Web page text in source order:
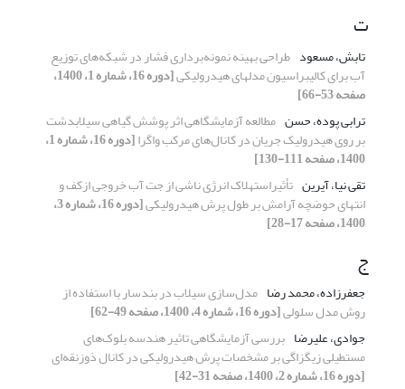
ت
تابش، مسعود طراحی بهینه نمونه‌برداری فشار در شبکه‌های توزیع
آب برای کالیبراسیون مدل‎های هیدرولیکی [دوره 16، شماره 1، 1400،
صفحه 53-66]
ترابی پوده، حسن مطالعه آزمایشگاهی اثر پوشش گیاهی سیلابدشت
بر روی هیدرولیک جریان در کانال‌های مرکب واگرا [دوره 16، شماره 1،
1400، صفحه 111-130]
تقی نیا، آیرین تأثیراستهلاک انرژی ناشی از جت آب خروجی ازکف و
انتهای حوضچه آرامش بر طول پرش هیدرولیکی [دوره 16، شماره 3،
1400، صفحه 17-28]
ج
جعفرزاده، محمد رضا مدل‌سازی سیلاب در بندسار با استفاده از
روش مدل سلولی[دوره 16، شماره 4، 1400، صفحه 49-62]
جوادی، علیرضا بررسی آزمایشگاهی تاثیر هندسه بلوک‌های
مستطیلی زیگزاگی بر مشخصات پرش هیدرولیکی در کانال ذوزنقه‌ای
[دوره 16، شماره 2، 1400، صفحه 31-42]